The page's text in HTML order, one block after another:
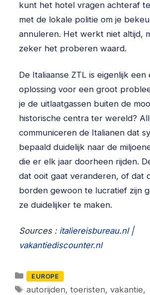
kunt het hotel vragen achteraf
met de lokale politie om je
annuleren. Het werkt niet altijd,
zeker het proberen waard.
De Italiaanse ZTL is eigenlijk een
oplossing voor een groot
je de uitlaatgassen buiten de
historische centra ter wereld?
communiceren de Italianen dat
bepaald duidelijk naar de
die er elk jaar doorheen rijden.
dat ooit gaat veranderen, of dat
borden gewoon te lucratief zijn
ze duidelijker te maken.
Sources : italiereisbureau.nl|
vakantiediscounter.nl
Categorieën
EUROPE
Tags
autorijden,toeristen,vakantie,